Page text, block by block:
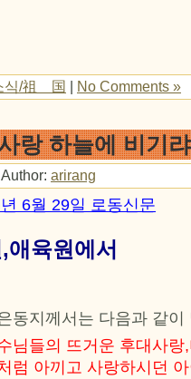
식/祖 国 | No Comments »
랑 하늘에 비기
arirang
6월 29일 로동신문
애육원에서
동지께서는 다음과 같이
님들의 뜨거운 후대사
럼 아끼고 사랑하시던